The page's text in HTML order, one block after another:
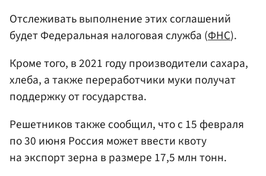
Отслеживать выполнение этих соглашений
будет Федеральная налоговая служба (ФНС).
Кроме того, в 2021 году производители сахара,
хлеба, а также переработчики муки получат
поддержку от государства.
Решетников также сообщил, что с 15 февраля
по 30 июня Россия может ввести квоту
на экспорт зерна в размере 17,5 млн тонн.